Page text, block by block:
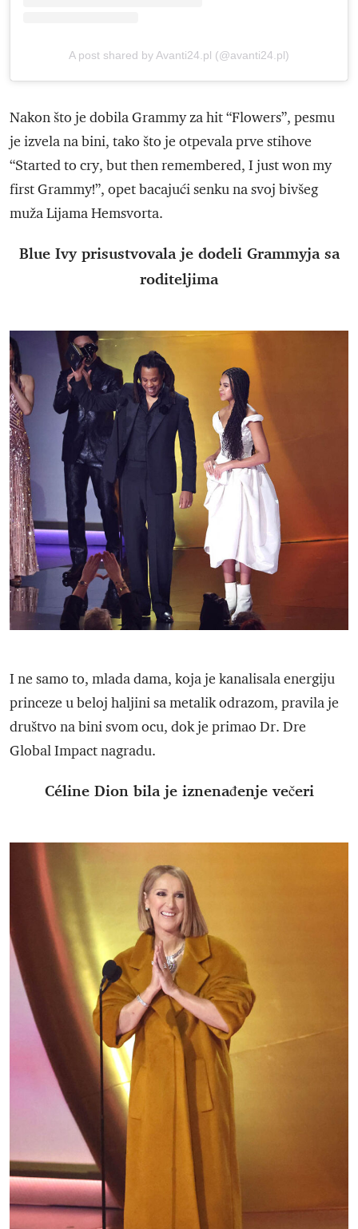
A post shared by Avanti24.pl (@avanti24.pl)
Nakon što je dobila Grammy za hit “Flowers”, pesmu
je izvela na bini, tako što je otpevala prve stihove
“Started to cry, but then remembered, I just won my
first Grammy!”, opet bacajući senku na svoj bivšeg
muža Lijama Hemsvorta.
Blue Ivy prisustvovala je dodeli Grammyja sa
roditeljima
I ne samo to, mlada dama, koja je kanalisala energiju
princeze u beloj haljini sa metalik odrazom, pravila je
društvo na bini svom ocu, dok je primao Dr. Dre
Global Impact nagradu.
Céline Dion bila je iznenađenje večeri